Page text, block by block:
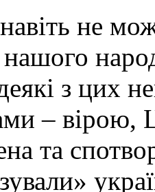
не
нашого
з цих
– вірою,
та